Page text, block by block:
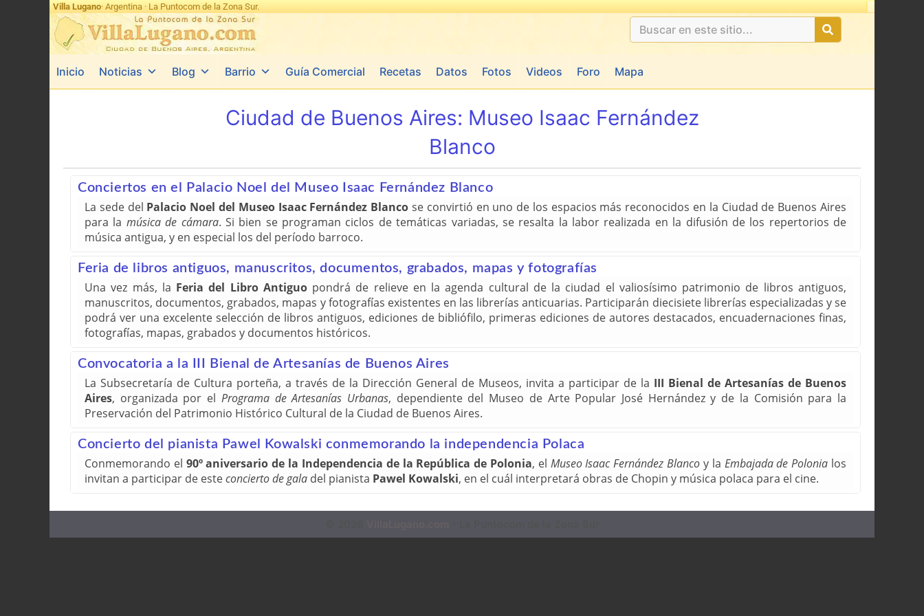
Villa Lugano· Argentina · La Puntocom de la Zona Sur.
Inicio Noticias Blog Barrio Guía Comercial Recetas Datos Fotos Videos Foro Mapa
Ciudad de Buenos Aires: Museo Isaac Fernández
Blanco
Conciertos en el Palacio Noel del Museo Isaac Fernández Blanco
La sede del Palacio Noel del Museo Isaac Fernández Blanco se convirtió en uno de los espacios más reconocidos en la Ciudad de Buenos Aires
para la música de cámara. Si bien se programan ciclos de temáticas variadas, se resalta la labor realizada en la difusión de los repertorios de
música antigua, y en especial los del período barroco.
Feria de libros antiguos, manuscritos, documentos, grabados, mapas y fotografías
Una vez más, la Feria del Libro Antiguopondrá de relieve en la agenda cultural de la ciudad el valiosísimo patrimonio de libros antiguos,
manuscritos, documentos, grabados, mapas y fotografías existentes en las librerías anticuarias. Participarán diecisiete librerías especializadas y se
podrá ver una excelente selección de libros antiguos, ediciones de bibliófilo, primeras ediciones de autores destacados, encuadernaciones finas,
fotografías, mapas, grabados y documentos históricos.
Convocatoria a la III Bienal de Artesanías de Buenos Aires
La Subsecretaría de Cultura porteña, a través de la Dirección General de Museos, invita a participar de la III Bienal de Artesanías de Buenos
Aires, organizada por el Programa de Artesanías Urbanas, dependiente del Museo de Arte Popular José Hernández y de la Comisión para la
Preservación del Patrimonio Histórico Cultural de la Ciudad de Buenos Aires.
Concierto del pianista Pawel Kowalski conmemorando la independencia Polaca
Conmemorando el 90º aniversario de la Independencia de la República de Polonia, el Museo Isaac Fernández Blanco y la Embajada de Polonia los
invitan a participar de esteconcierto de gala del pianista Pawel Kowalski, en el cuál interpretará obras de Chopin y música polaca para el cine.